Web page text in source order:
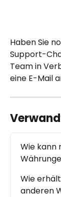
Haben Sie
Support-
Team in
eine E-Mail
Wie kann
Wie
anderen